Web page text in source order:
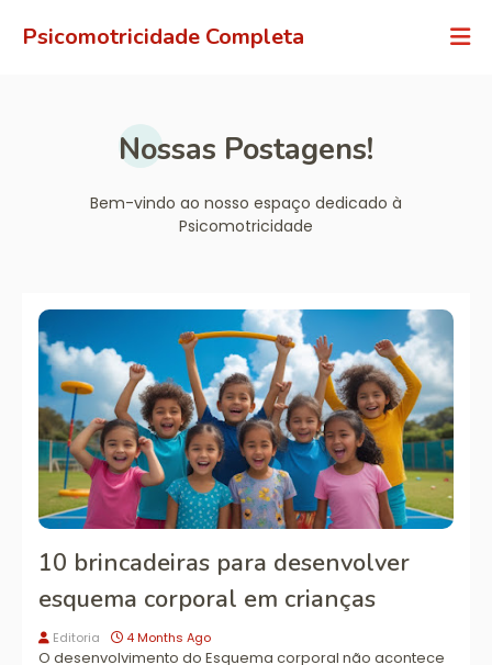
Psicomotricidade Completa
Nossas Postagens!
Bem-vindo ao nosso espaço dedicado à
Psicomotricidade
10 brincadeiras para desenvolver
esquema corporal em crianças
Editoria 4 Months Ago
O desenvolvimento do Esquema corporal não acontece